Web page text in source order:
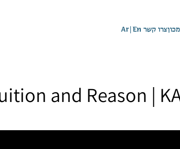
צרו קשר En
|
Ar
and Reason |